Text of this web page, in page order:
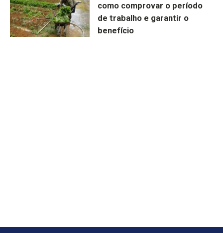
como comprovar o período
de trabalho e garantir o
benefício